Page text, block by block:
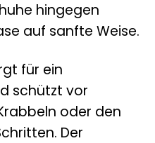
hingegen
auf sanfte Weise.
für ein
schützt vor
oder den
Der